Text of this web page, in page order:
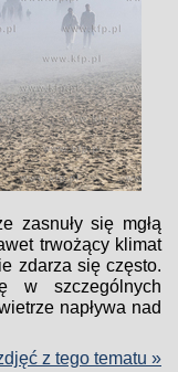
zasnuły się mgłą
trwożący klimat
zdarza się często.
w szczególnych
napływa nad
z tego tematu »